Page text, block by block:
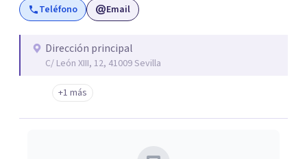
a que trabajemos tus problemas cuanto antes, desde una
Teléfono Email
Dirección principal
C/ León XIII, 12, 41009 Sevilla
+1 más